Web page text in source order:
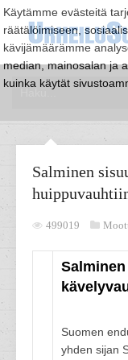
Käytämme evästeitä
räätälöimiseen,
kävijämäärämme
median, mainosalan ja
kuinka käytät
Salminen
499019
Suomen
yhden sijan